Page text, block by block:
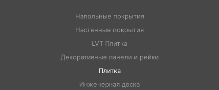
Напольные покрытия
Настенные покрытия
LVT Плитка
Декоративные панели и рейки
Плитка
Инженерная доска